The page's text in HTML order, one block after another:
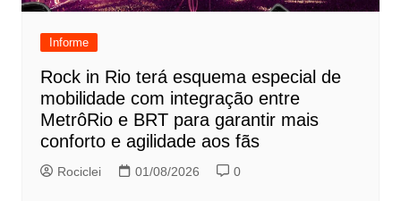
Informe
Rock in Rio terá esquema especial de
mobilidade com integração entre
MetrôRio e BRT para garantir mais
conforto e agilidade aos fãs
Rociclei 01/08/2026 0